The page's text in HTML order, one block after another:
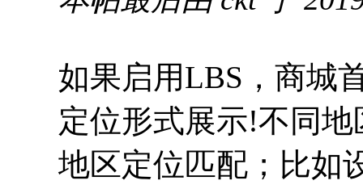
如果启用LBS，商城
定位形式展示!不同地
地区定位匹配；比如